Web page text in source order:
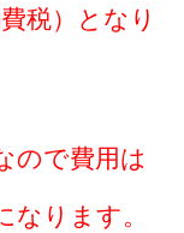
税）となり
ので費用は
なります。